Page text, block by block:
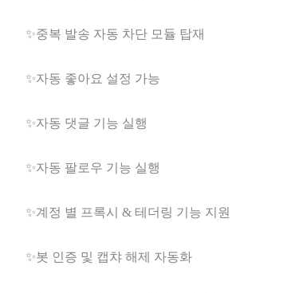
✨중복 발송 자동 차단 모듈 탑재
✨자동 좋아요 설정 가능
✨자동 댓글 기능 실행
✨자동 팔로우 기능 실행
✨계정 별 프록시 & 테더링 기능 지원
✨봇 인증 및 캡챠 해제 자동화